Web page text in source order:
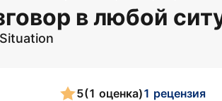
в любой
5(1 оценка)1 рецензия